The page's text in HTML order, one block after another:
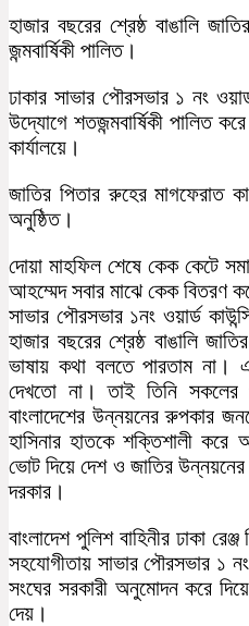
হাজার বছরের শ্রেষ্ঠ বাঙালি
জন্মবার্ষিকী পালিত।
ঢাকার সাভার পৌরসভার ১ নং
উদ্যোগে শতজন্মবার্ষিকী পালিত
কার্যালয়ে।
জাতির পিতার রুহের মাগফেরাত
অনুষ্ঠিত।
দোয়া মাহফিল শেষে কেক কেটে
আহম্মেদ সবার মাঝে কেক বিতরণ
সাভার পৌরসভার ১নং ওয়ার্ড
হাজার বছরের শ্রেষ্ঠ বাঙালি
ভাষায় কথা বলতে পারতাম না।
দেখতো না। তাই তিনি সকলের
বাংলাদেশের উন্নয়নের রুপকার
হাসিনার হাতকে শক্তিশালী
ভোট দিয়ে দেশ ও জাতির
দরকার।
বাংলাদেশ পুলিশ বাহিনীর ঢাকা
সহযোগীতায় সাভার পৌরসভার ১
সংঘের সরকারী অনুমোদন করে
দেয়।